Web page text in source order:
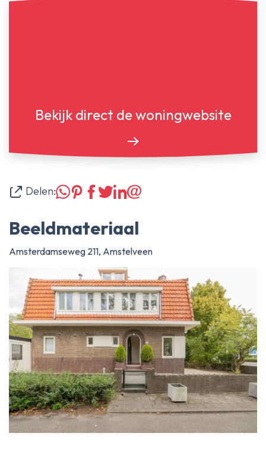
Bekijk direct de woningwebsite
Delen:
Beeldmateriaal
Amsterdamseweg 211, Amstelveen